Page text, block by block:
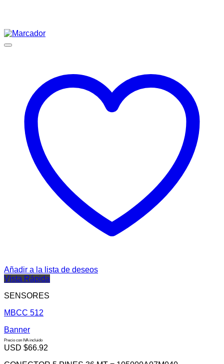
Añadir a la lista de deseos
Vista Rápida
SENSORES
MBCC 512
Banner
Precio con IVA incluido
USD $66.92